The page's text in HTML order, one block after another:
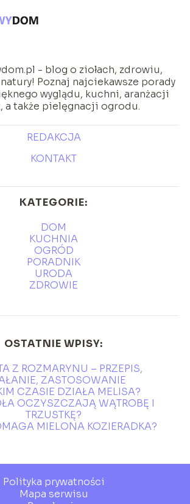
- blog o ziołach, zdrowiu,
Poznaj najciekawsze porady
wyglądu, kuchni, aranżacji
a także pielęgnacji ogrodu.
REDAKCJA
KONTAKT
KATEGORIE:
DOM
KUCHNIA
OGRÓD
PORADNIK
URODA
ZDROWIE
OSTATNIE WPISY:
Z ROZMARYNU – PRZEPIS,
ZASTOSOWANIE
CZASIE DZIAŁA MELISA?
OCZYSZCZAJĄ WĄTROBĘ I
TRZUSTKĘ?
MIELONA KOZIERADKA?
Polityka prywatności
Mapa serwisu